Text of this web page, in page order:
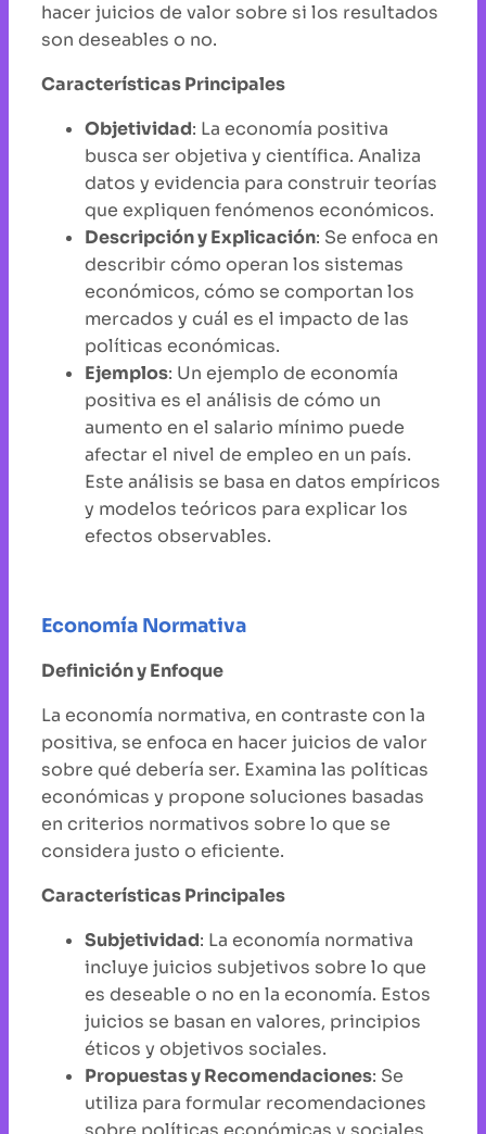
hacer juicios de valor sobre si los resultados
son deseables o no.
Características Principales
Objetividad: La economía positiva
busca ser objetiva y científica. Analiza
datos y evidencia para construir teorías
que expliquen fenómenos económicos.
Descripción y Explicación: Se enfoca en
describir cómo operan los sistemas
económicos, cómo se comportan los
mercados y cuál es el impacto de las
políticas económicas.
Ejemplos: Un ejemplo de economía
positiva es el análisis de cómo un
aumento en el salario mínimo puede
afectar el nivel de empleo en un país.
Este análisis se basa en datos empíricos
y modelos teóricos para explicar los
efectos observables.
Economía Normativa
Definición y Enfoque
La economía normativa, en contraste con la
positiva, se enfoca en hacer juicios de valor
sobre qué debería ser. Examina las políticas
económicas y propone soluciones basadas
en criterios normativos sobre lo que se
considera justo o eficiente.
Características Principales
Subjetividad: La economía normativa
incluye juicios subjetivos sobre lo que
es deseable o no en la economía. Estos
juicios se basan en valores, principios
éticos y objetivos sociales.
Propuestas y Recomendaciones: Se
utiliza para formular recomendaciones